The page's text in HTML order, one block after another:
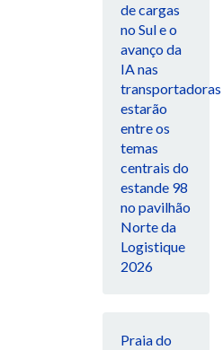
de cargas
no Sul e o
avanço da
IA nas
transportadoras
estarão
entre os
temas
centrais do
estande 98
no pavilhão
Norte da
Logistique
2026
Praia do